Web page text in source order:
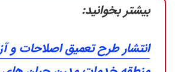
بیشتر بخوانید:
انتشار طرح تعمیق اصلاحات و